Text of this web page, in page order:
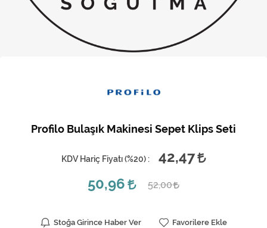
Kombi
Musluk
Şofben ve Termosifon
Profilo Bulaşık Makinesi Sepet Klips Seti
KDV Hariç Fiyatı (%20) :
42,47
50,96
52,00
Stoğa Girince Haber Ver
Favorilere Ekle